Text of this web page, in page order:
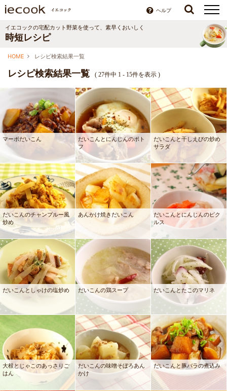
ヘルプ
イエコックの宅配カット野菜を使って、素早くおいしく
時短レシピ
HOME レシピ検索結果一覧
レシピ検索結果一覧 ( 27件中 1 - 15件を表示 )
マーボだいこん
だいこんとにんじんのポト
フ
だいこんと干しえびの炒め
サラダ
だいこんのチャンプルー風
炒め
あんかけ焼きだいこん
だいこんとにんじんのピク
ルス
だいこんとしゃけの塩炒め だいこんの鶏スープ だいこんとたこのマリネ
大根とじゃこのあっさりご
はん
だいこんの味噌そぼろあん
かけ
だいこんと豚バラの煮込み